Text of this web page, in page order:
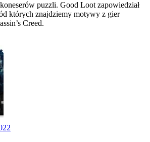
puzzli. Good Loot zapowiedział
których znajdziemy motywy z gier
Creed.